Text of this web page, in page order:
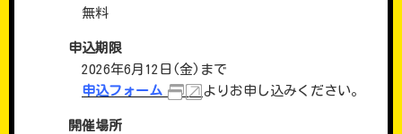
無料
申込期限
2026年6月12日(金)まで
申込フォーム
よりお申し込みください。
開催場所